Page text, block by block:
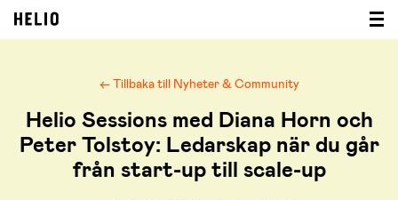
← Tillbaka till Nyheter & Community
Helio Sessions med Diana Horn och
Peter Tolstoy: Ledarskap när du går
från start-up till scale-up